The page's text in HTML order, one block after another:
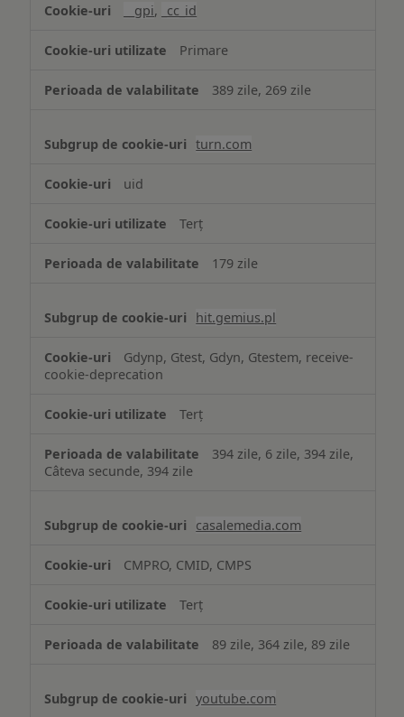
__gpi, _cc_id
Primare
389 zile, 269 zile
turn.com
uid
Terț
179 zile
hit.gemius.pl
Gdynp, Gtest, Gdyn, Gtestem, receive-
cookie-deprecation
Terț
394 zile, 6 zile, 394 zile,
Câteva secunde, 394 zile
casalemedia.com
CMPRO, CMID, CMPS
Terț
89 zile, 364 zile, 89 zile
youtube.com